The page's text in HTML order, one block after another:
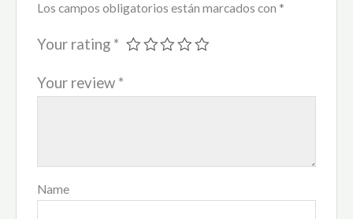
Los campos obligatorios están marcados con *
Your rating *
Your review *
Name